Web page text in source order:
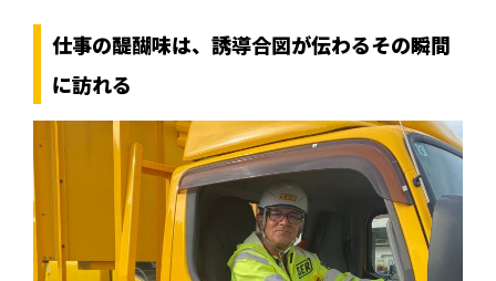
仕事の醍醐味は、誘導合図が伝わるその瞬間
に訪れる